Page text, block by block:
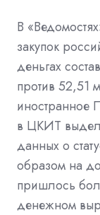
В
закупок
деньгах
против 52,51
иностранное
в ЦКИТ
данных о
образом на
пришлось
денежном